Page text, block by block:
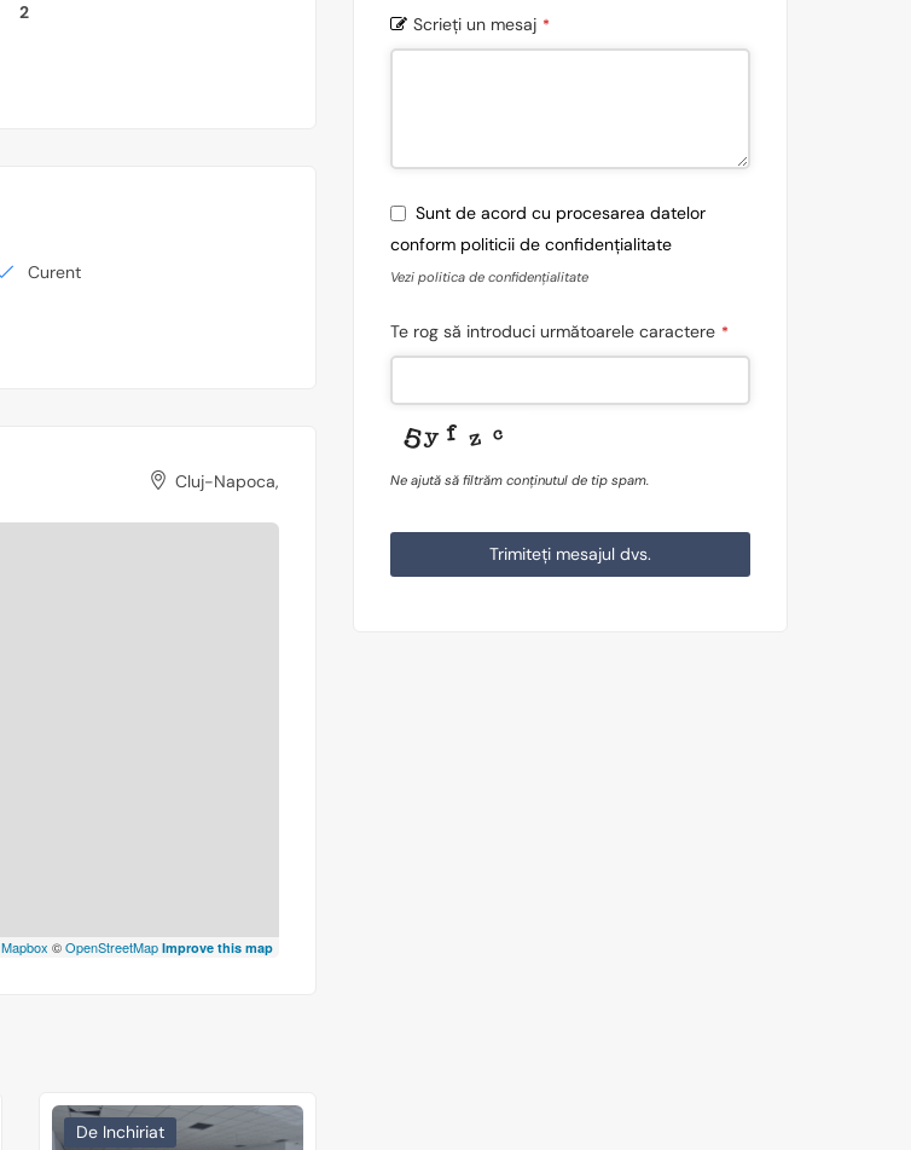
2
Curent
Cluj-Napoca,
Mapbox ©OpenStreetMap Improve this map
De Inchiriat
Scrieți un mesaj *
Sunt de acord cu procesarea datelor
conform politicii de confidențialitate
Vezi politica de confidențialitate
Te rog să introduci următoarele caractere *
Ne ajută să filtrăm conținutul de tip spam.
Trimiteți mesajul dvs.